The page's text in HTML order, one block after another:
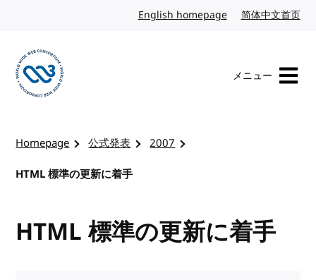
English homepage英語简体中文首页中
メニュー
Homepage 公式発表
2007
HTML 標準の更新に着手
HTML 標準の更新に着手